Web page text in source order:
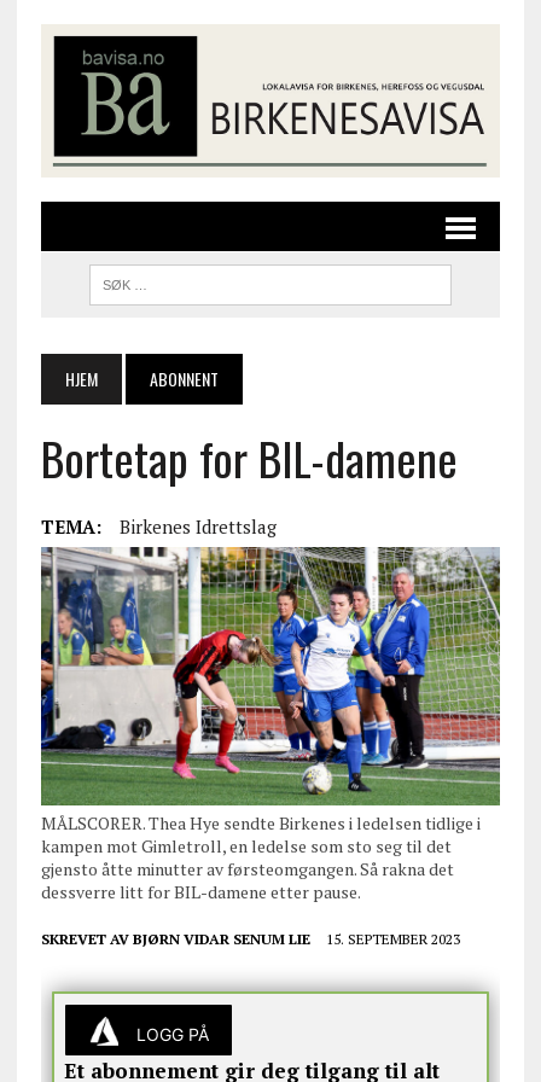
HJEM ABONNENT
Bortetap for BIL-damene
TEMA: Birkenes Idrettslag
MÅLSCORER. Thea Hye sendte Birkenes i ledelsen tidlige i
kampen mot Gimletroll, en ledelse som sto seg til det
gjensto åtte minutter av førsteomgangen. Så rakna det
dessverre litt for BIL-damene etter pause.
SKREVET AV BJØRN VIDAR SENUM LIE 15. SEPTEMBER 2023
LOGG PÅ
Et abonnement gir deg tilgang til alt